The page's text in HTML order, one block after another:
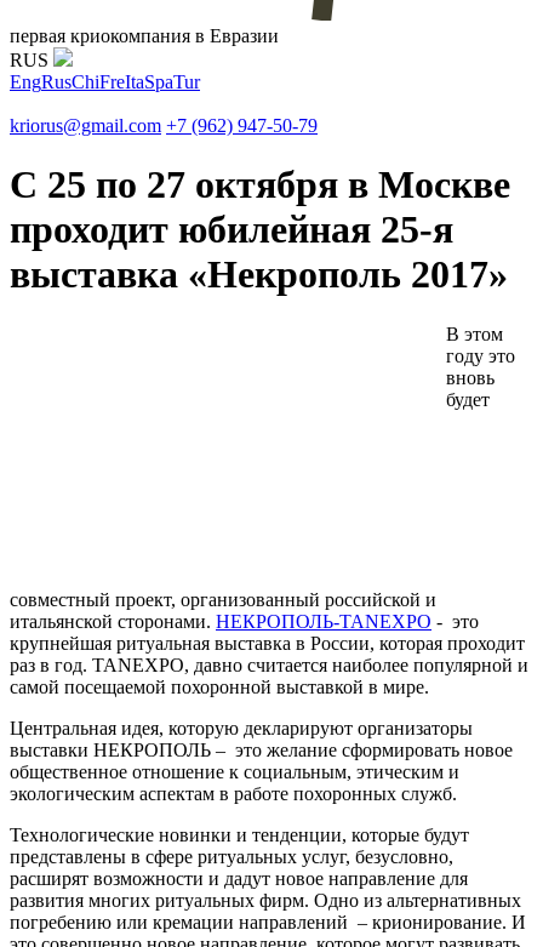
первая криокомпания в Евразии
RUS
EngRusChiFreItaSpaTur
kriorus@gmail.com +7 (962) 947-50-79
С 25 по 27 октября в Москве
проходит юбилейная 25-я
выставка «Некрополь 2017»
В этом
году это
вновь
будет
совместный проект, организованный российской и
итальянской сторонами. НЕКРОПОЛЬ-TANEXPO - это
крупнейшая ритуальная выставка в России, которая проходит
раз в год. TANEXPO, давно считается наиболее популярной и
самой посещаемой похоронной выставкой в мире.
Центральная идея, которую декларируют организаторы
выставки НЕКРОПОЛЬ – это желание сформировать новое
общественное отношение к социальным, этическим и
экологическим аспектам в работе похоронных служб.
Технологические новинки и тенденции, которые будут
представлены в сфере ритуальных услуг, безусловно,
расширят возможности и дадут новое направление для
развития многих ритуальных фирм. Одно из альтернативных
погребению или кремации направлений – крионирование. И